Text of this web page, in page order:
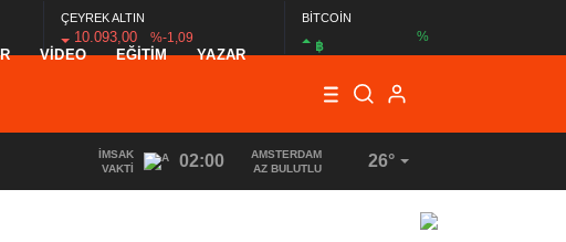
ÇEYREK ALTIN
10.093,00 %-1,09
BİTCOİN
฿
%
VİDEO EĞİTİM YAZAR
İMSAK
VAKTI
02:00
AMSTERDAM
AZ BULUTLU
26°